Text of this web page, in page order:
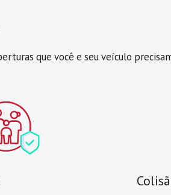
que você e seu veículo